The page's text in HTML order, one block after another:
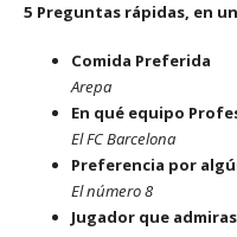
5 Preguntas rápidas, en
Comida Preferida
Arepa
En qué equipo
El FC Barcelona
Preferencia por
El número 8
Jugador que admiras